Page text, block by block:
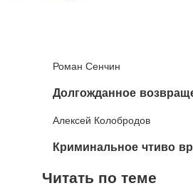
Роман Сенчин
​Долгожданное
Алексей Колобродов
​Криминальное чтиво
Читать по теме